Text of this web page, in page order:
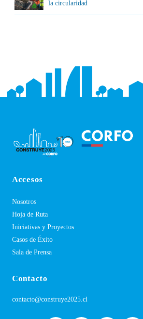
la circularidad
Accesos
Nosotros
Hoja de Ruta
Iniciativas y Proyectos
Casos de Éxito
Sala de Prensa
Contacto
contacto@construye2025.cl